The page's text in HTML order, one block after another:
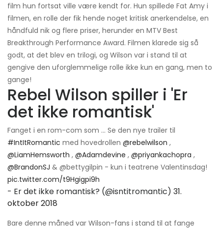
film hun fortsat ville være kendt for. Hun spillede Fat Amy i
filmen, en rolle der fik hende noget kritisk anerkendelse, en
håndfuld nik og flere priser, herunder en MTV Best
Breakthrough Performance Award. Filmen klarede sig så
godt, at det blev en trilogi, og Wilson var i stand til at
gengive den uforglemmelige rolle ikke kun en gang, men to
gange!
Rebel Wilson spiller i 'Er
det ikke romantisk'
Fanget i en rom-com som ... Se den nye trailer til
#IntItRomantic med hovedrollen @rebelwilson ,
@LiamHemsworth , @Adamdevine , @priyankachopra ,
@BrandonSJ & @bettygilpin - kun i teatrene Valentinsdag!
pic.twitter.com/t9Hgigpi9h
- Er det ikke romantisk? (@isntitromantic) 31.
oktober 2018
Bare denne måned var Wilson-fans i stand til at fange